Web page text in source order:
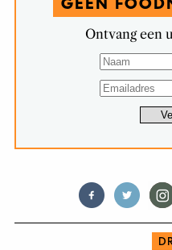
GEEN
Ontvang een